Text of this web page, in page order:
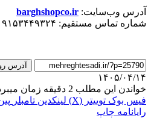
​آدرس وب‌سایت: barghshopco.ir
​شماره تماس مستقیم: ۰۹۱۵۳۴۴۹۳۲۴
آدرس
۱۴۰۵/۰۴/۱۴
خواندن این مطلب 2 دقیقه زمان میبرد
فیس بوک توییتر (X) لینکدین ‫تامبلر
رایانامه چاپ